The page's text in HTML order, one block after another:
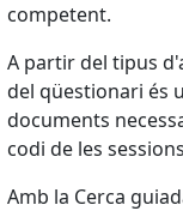
competent.
A partir del tipus
del qüestionari és
documents
codi de les
Amb la Cerca